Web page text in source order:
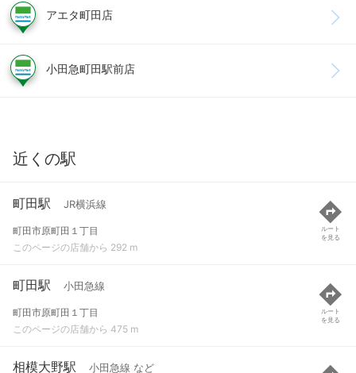
アエタ町田店
小田急町田駅前店
近くの駅
町田駅 JR横浜線
町田市原町田１丁目
このページの店舗から 292 m
ルート
を見る
町田駅 小田急線
町田市原町田１丁目
このページの店舗から 475 m
ルート
を見る
相模大野駅 小田急線 など